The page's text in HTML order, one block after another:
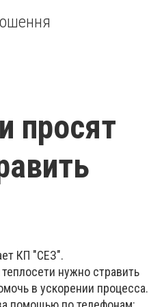
просят
КП "СЕЗ".
нужно стравить
в ускорении процесса.